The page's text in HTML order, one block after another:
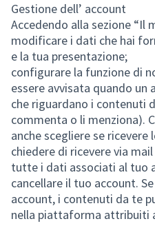
Gestione dell’ account
Accedendo alla sezione “Il
modificare i dati che hai
e la tua presentazione;
configurare la funzione di
essere avvisata quando
che riguardano i contenuti
commenta o li menziona).
anche scegliere se ricevere
chiedere di ricevere via
tutte i dati associati al tuo
cancellare il tuo account.
account, i contenuti da te
nella piattaforma attribuiti